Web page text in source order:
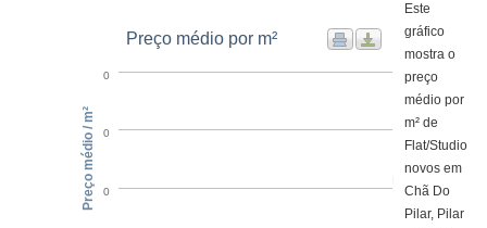
Preço médio por m²
0
0
0
Preço médio / m²
Este
gráfico
mostra o
preço
médio por
m² de
Flat/Studio
novos em
Chã Do
Pilar, Pilar